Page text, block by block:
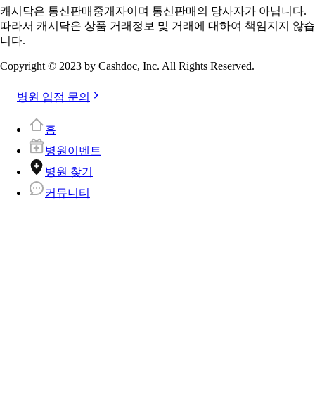
캐시닥은 통신판매중개자이며 통신판매의 당사자가 아닙니다.
따라서 캐시닥은 상품 거래정보 및 거래에 대하여 책임지지 않습
니다.
Copyright © 2023 by Cashdoc, Inc. All Rights Reserved.
병원 입점 문의
홈
병원이벤트
병원 찾기
커뮤니티